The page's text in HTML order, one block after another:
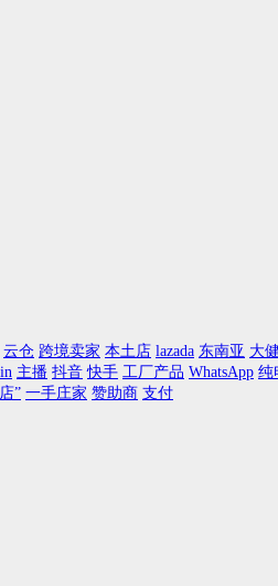
云仓 跨境卖家 本土店 lazada 东南亚 大
主播 抖音 快手 工厂产品 WhatsApp 纯
” 一手庄家 赞助商 支付